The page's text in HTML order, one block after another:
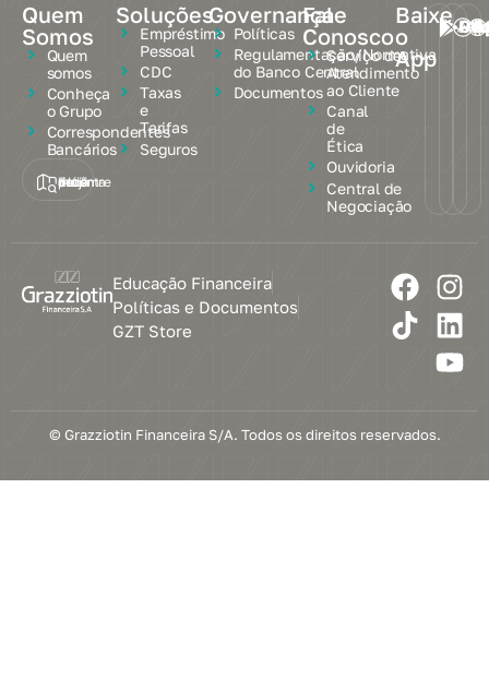
Quem
Somos
Quem
somos
Conheça
o Grupo
Correspondentes
Bancários
Encontre a loja mais próxima de você
Soluções
Empréstimo
Pessoal
CDC
Taxas
e
Tarifas
Seguros
Governança
Políticas
Regulamentação/Normativa
do Banco Central
Documentos
Fale
Conosco
Serviço de
Atendimento
ao Cliente
Canal
de
Ética
Ouvidoria
Central de
Negociação
Baixe
o
App
Google
Educação Financeira
Políticas e Documentos
GZT Store
© Grazziotin Financeira S/A. Todos os direitos reservados.